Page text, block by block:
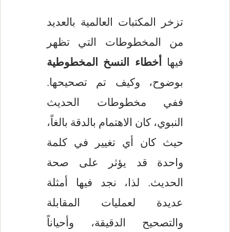
تزخر المكتبات العالمية بالعديد
من المخطوطات التي تظهر
فيها
أخطاء النسخ المخطوطية
بوضوح، وكيف تم تصحيحها.
ففي مخطوطات الحديث
النبوي، كان الاهتمام بالدقة بالغاً،
حيث كان أي تغيير في كلمة
واحدة قد يؤثر على صحة
الحديث. لذا، نجد فيها أمثلة
عديدة لعمليات المقابلة
والتصحيح الدقيقة، وأحياناً